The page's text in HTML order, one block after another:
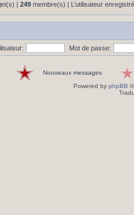
| 249 membre(s) | L’utilisateur
Mot de passe:
Nouveaux messages
Powered by phpBB